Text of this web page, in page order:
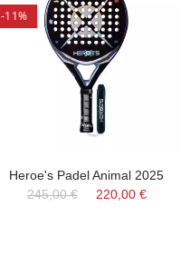
-11%
Heroe's Padel Animal 2025
245,00 €
220,00 €